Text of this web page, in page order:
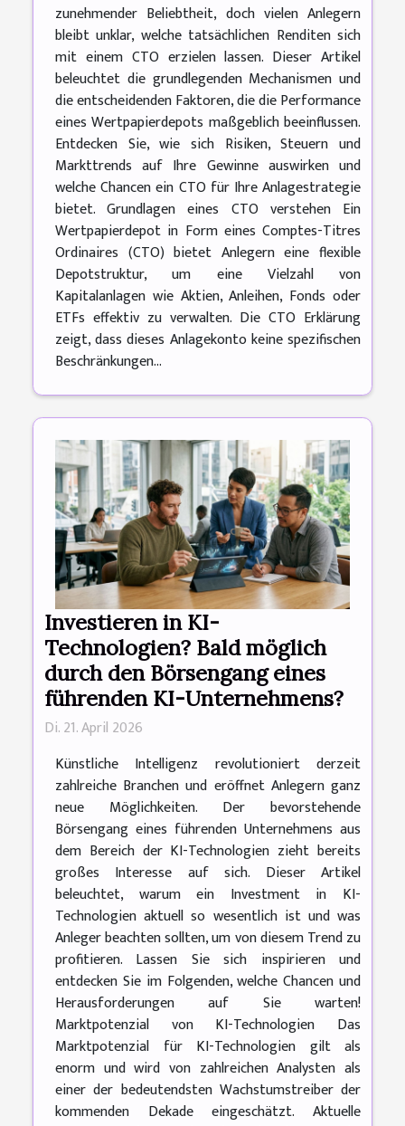
zunehmender Beliebtheit, doch vielen Anlegern
bleibt unklar, welche tatsächlichen Renditen sich
mit einem CTO erzielen lassen. Dieser Artikel
beleuchtet die grundlegenden Mechanismen und
die entscheidenden Faktoren, die die Performance
eines Wertpapierdepots maßgeblich beeinflussen.
Entdecken Sie, wie sich Risiken, Steuern und
Markttrends auf Ihre Gewinne auswirken und
welche Chancen ein CTO für Ihre Anlagestrategie
bietet. Grundlagen eines CTO verstehen Ein
Wertpapierdepot in Form eines Comptes-Titres
Ordinaires (CTO) bietet Anlegern eine flexible
Depotstruktur, um eine Vielzahl von
Kapitalanlagen wie Aktien, Anleihen, Fonds oder
ETFs effektiv zu verwalten. Die CTO Erklärung
zeigt, dass dieses Anlagekonto keine spezifischen
Beschränkungen...
Investieren in KI-
Technologien? Bald möglich
durch den Börsengang eines
führenden KI-Unternehmens?
Di. 21. April 2026
Künstliche Intelligenz revolutioniert derzeit
zahlreiche Branchen und eröffnet Anlegern ganz
neue Möglichkeiten. Der bevorstehende
Börsengang eines führenden Unternehmens aus
dem Bereich der KI-Technologien zieht bereits
großes Interesse auf sich. Dieser Artikel
beleuchtet, warum ein Investment in KI-
Technologien aktuell so wesentlich ist und was
Anleger beachten sollten, um von diesem Trend zu
profitieren. Lassen Sie sich inspirieren und
entdecken Sie im Folgenden, welche Chancen und
Herausforderungen auf Sie warten!
Marktpotenzial von KI-Technologien Das
Marktpotenzial für KI-Technologien gilt als
enorm und wird von zahlreichen Analysten als
einer der bedeutendsten Wachstumstreiber der
kommenden Dekade eingeschätzt. Aktuelle